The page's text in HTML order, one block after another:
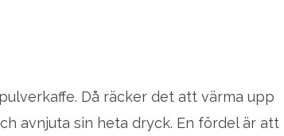
Då räcker det att värma upp
avnjuta sin heta dryck. En fördel är att